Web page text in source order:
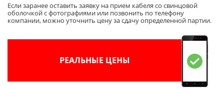
Если заранее оставить заявку на прием кабеля со свинцовой
оболочкой с фотографиями или позвонить по телефону
компании, можно уточнить цену за сдачу определенной партии.
РЕАЛЬНЫЕ ЦЕНЫ